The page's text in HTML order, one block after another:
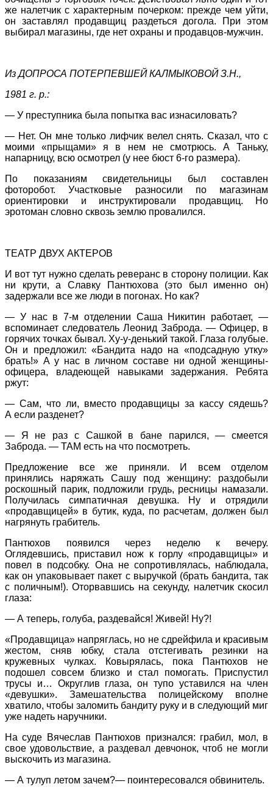
же налетчик с характерным почерком: прежде чем уйти,
он заставлял продавщиц раздеться догола. При этом
выбирал магазины, где нет охраны и продавцов-мужчин.
Из ДОПРОСА ПОТЕРПЕВШЕЙ КАЛМЫКОВОЙ З.Н.,
1981 г. р.:
— У преступника была попытка вас изнасиловать?
— Нет. Он мне только лифчик велел снять. Сказал, что с
моими «прыщами» я в нем не смотрюсь. А Таньку,
напарницу, всю осмотрел (у нее бюст 6-го размера).
По показаниям свидетельницы был составлен
фоторобот. Участковые разносили по магазинам
ориентировки и инструктировали продавщиц. Но
эротоман словно сквозь землю провалился.
ТЕАТР ДВУХ АКТЕРОВ
И вот тут нужно сделать реверанс в сторону полиции. Как
ни крути, а Славку Пантюхова (это был именно он)
задержали все же люди в погонах. Но как?
— У нас в 7-м отделении Саша Никитин работает, —
вспоминает следователь Леонид Заброда. — Офицер, в
горячих точках бывал. Ху-у-денький такой. Глаза голубые.
Он и предложил: «Бандита надо на «подсадную утку»
брать!» А у нас в личном составе ни одной женщины-
офицера, владеющей навыками задержания. Ребята
ржут:
— Сам, что ли, вместо продавщицы за кассу сядешь?
А если разденет?
— Я не раз с Сашкой в бане парился, — смеется
Заброда. — ТАМ есть на что посмотреть.
Предложение все же приняли. И всем отделом
принялись наряжать Сашу под женщину: раздобыли
роскошный парик, подложили грудь, ресницы намазали.
Получилась симпатичная девушка. Ну и отрядили
«продавщицей» в бутик, куда, по расчетам, должен был
нагрянуть грабитель.
Пантюхов появился через неделю к вечеру.
Оглядевшись, приставил нож к горлу «продавщицы» и
повел в подсобку. Она не сопротивлялась, наблюдала,
как он упаковывает пакет с выручкой (брать бандита, так
с поличным!). Оторвавшись на секунду, налетчик скосил
глаза:
— А теперь, голуба, раздевайся! Живей! Ну?!
«Продавщица» напряглась, но не сдрейфила и красивым
жестом, сняв юбку, стала отстегивать резинки на
кружевных чулках. Ковырялась, пока Пантюхов не
подошел совсем близко и стал помогать. Приспустил
трусы и… Округлив глаза, он тупо уставился на член
«девушки». Замешательства полицейскому вполне
хватило, чтобы заломить бандиту руку и в следующий миг
уже надеть наручники.
На суде Вячеслав Пантюхов признался: грабил, мол, в
свое удовольствие, а раздевал девчонок, чтоб не могли
выскочить из магазина.
— А тулуп летом зачем?— поинтересовался обвинитель.